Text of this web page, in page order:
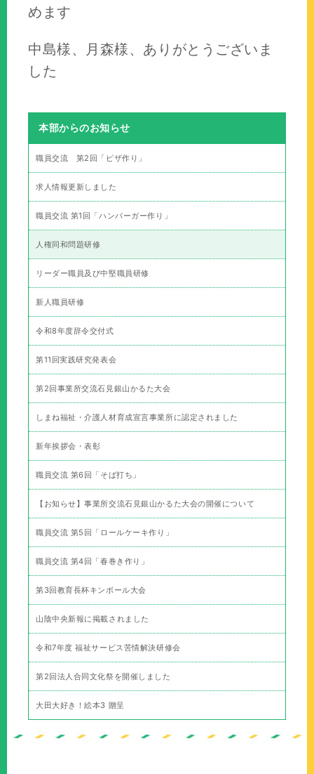
めます
中島様、月森様、ありがとうございま
した
本部からのお知らせ
職員交流 第2回「ピザ作り」
求人情報更新しました
職員交流 第1回「ハンバーガー作り」
人権同和問題研修
リーダー職員及び中堅職員研修
新人職員研修
令和8年度辞令交付式
第11回実践研究発表会
第2回事業所交流石見銀山かるた大会
しまね福祉・介護人材育成宣言事業所に認定されました
新年挨拶会・表彰
職員交流 第6回「そば打ち」
【お知らせ】事業所交流石見銀山かるた大会の開催について
職員交流 第5回「ロールケーキ作り」
職員交流 第4回「春巻き作り」
第3回教育長杯キンボール大会
山陰中央新報に掲載されました
令和7年度 福祉サービス苦情解決研修会
第2回法人合同文化祭を開催しました
大田大好き！絵本3 贈呈